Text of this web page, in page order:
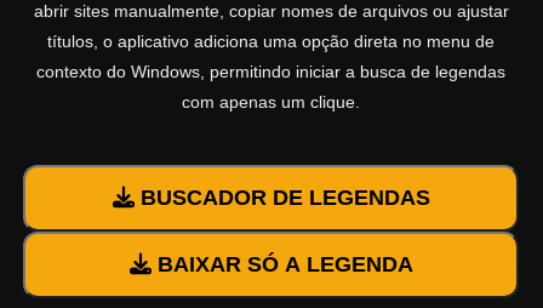
abrir sites manualmente, copiar nomes de arquivos ou ajustar
títulos, o aplicativo adiciona uma opção direta no menu de
contexto do Windows, permitindo iniciar a busca de legendas
com apenas um clique.
BUSCADOR DE LEGENDAS
BAIXAR SÓ A LEGENDA